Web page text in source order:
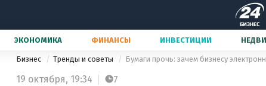
ЭКОНОМИКА ФИНАНСЫ ИНВЕСТИЦИИ
Бизнес Тренды и советы Бумаги прочь: зачем бизнесу
19 октября, 19:34 7